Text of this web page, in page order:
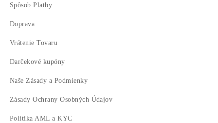
Spôsob Platby
Doprava
Vrátenie Tovaru
Darčekové kupóny
Naše Zásady a Podmienky
Zásady Ochrany Osobných Údajov
Politika AML a KYC